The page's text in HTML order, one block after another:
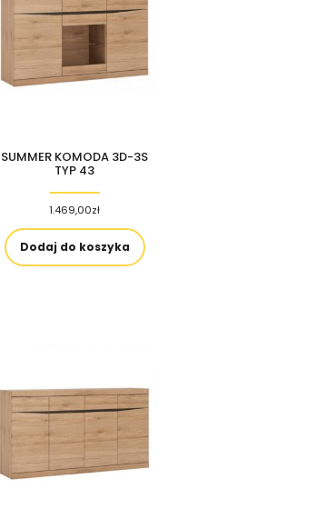
SUMMER KOMODA 3D-3S
TYP 43
1.469,00zł
Dodaj do koszyka